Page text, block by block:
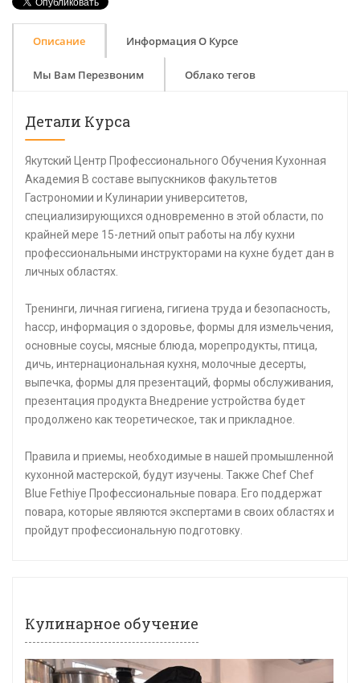
Описание Информация О Курсе
Мы Вам Перезвоним Облако тегов
Детали Курса
Якутский Центр Профессионального Обучения Кухонная
Академия В составе выпускников факультетов
Гастрономии и Кулинарии университетов,
специализирующихся одновременно в этой области, по
крайней мере 15-летний опыт работы на лбу кухни
профессиональными инструкторами на кухне будет дан в
личных областях.
Тренинги, личная гигиена, гигиена труда и безопасность,
haccp, информация о здоровье, формы для измельчения,
основные соусы, мясные блюда, морепродукты, птица,
дичь, интернациональная кухня, молочные десерты,
выпечка, формы для презентаций, формы обслуживания,
презентация продукта Внедрение устройства будет
продолжено как теоретическое, так и прикладное.
Правила и приемы, необходимые в нашей промышленной
кухонной мастерской, будут изучены. Также Chef Chef
Blue Fethiye Профессиональные повара. Его поддержат
повара, которые являются экспертами в своих областях и
пройдут профессиональную подготовку.
Кулинарное обучение